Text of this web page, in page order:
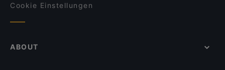
Cookie Einstellungen
ABOUT